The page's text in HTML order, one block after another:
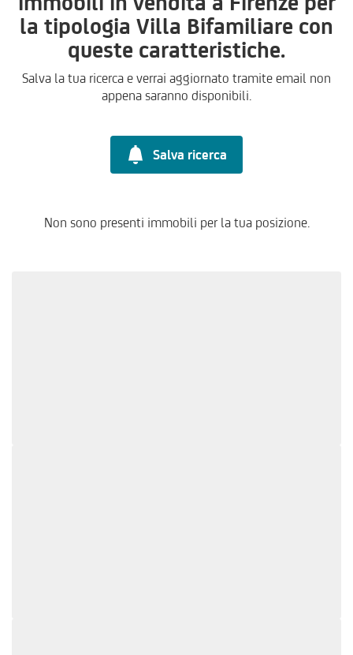
la tipologia Villa Bifamiliare con
queste caratteristiche.
Salva la tua ricerca e verrai aggiornato tramite email non
appena saranno disponibili.
Salva ricerca
Non sono presenti immobili per la tua posizione.